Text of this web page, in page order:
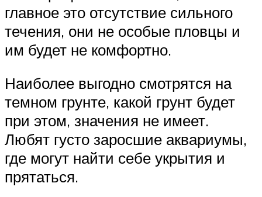
главное это отсутствие сильного
течения, они не особые пловцы и
им будет не комфортно.
Наиболее выгодно смотрятся на
темном грунте, какой грунт будет
при этом, значения не имеет.
Любят густо заросшие аквариумы,
где могут найти себе укрытия и
прятаться.